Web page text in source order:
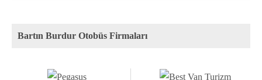
Bartın Burdur Otobüs Firmaları